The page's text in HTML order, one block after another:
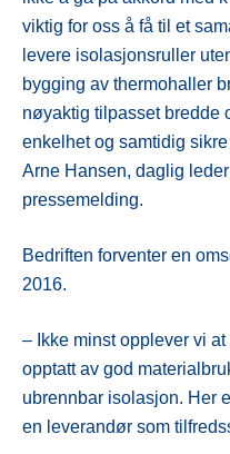
viktig for oss å få til et
levere isolasjonsruller
bygging av thermohaller
nøyaktig tilpasset bredde
enkelhet og samtidig
Arne Hansen, daglig
pressemelding.
Bedriften forventer en
2016.
– Ikke minst opplever vi
opptatt av god
ubrennbar isolasjon. Her
en leverandør som